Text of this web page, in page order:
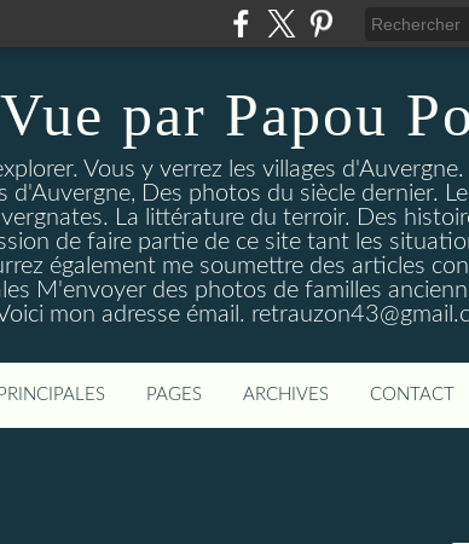
par Papou
Vous y verrez les villages
d'Auvergne, Des photos du siècle dernier.
La littérature du terroir. Des
de faire partie de ce site tant les
également me soumettre des articles
M'envoyer des photos de familles
mon adresse émail.
PAGES ARCHIVES CONTACT